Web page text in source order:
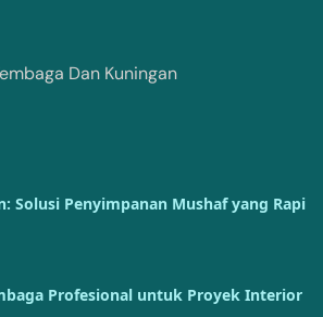
Dan Kuningan
Solusi Penyimpanan Mushaf yang Rapi
Profesional untuk Proyek Interior